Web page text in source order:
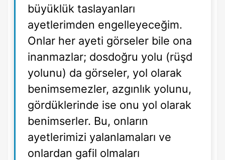
büyüklük taslayanları
ayetlerimden engelleyeceğim.
Onlar her ayeti görseler bile ona
inanmazlar; dosdoğru yolu (rüşd
yolunu) da görseler, yol olarak
benimsemezler, azgınlık yolunu,
gördüklerinde ise onu yol olarak
benimserler. Bu, onların
ayetlerimizi yalanlamaları ve
onlardan gafil olmaları